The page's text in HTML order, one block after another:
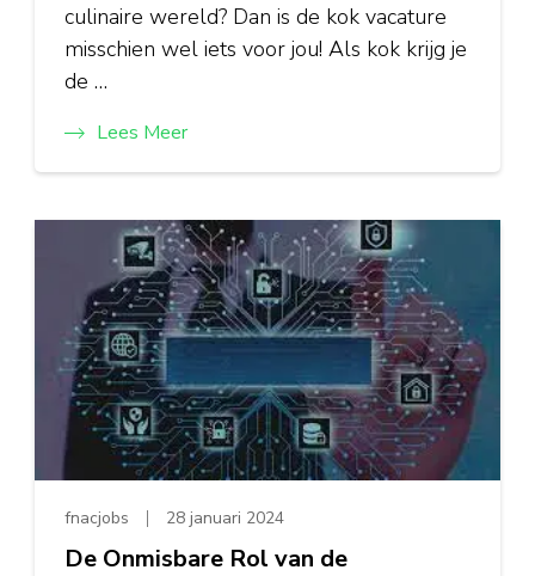
culinaire wereld? Dan is de kok vacature
misschien wel iets voor jou! Als kok krijg je
de …
Lees Meer
fnacjobs 28 januari 2024
De Onmisbare Rol van de